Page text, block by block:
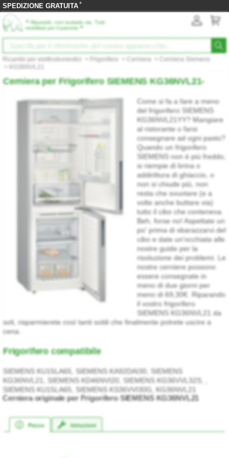
SPEDIZIONE GRATUITA*
‟ Ripararlo, non buttarlo via. Tutti
mobilitati per il pianeta ”
Ricambi per elettrodomestici Frigorifero Cerniera
Cerniera Siemens
Cerniera per Frigorifero SIEMENS KG36NVL21-
Come si fa a fare a meno
del frigorifero SIEMENS
KG36NVL21YY? Mangiare
al ristorante o farsi
consegnare ad ogni pasto?
Quando un frigorifero
SIEMENS non è più freddo,
si riempie di brina o
addirittura di ghiaccio, o
non si chiude più, non
resta che svuotare (e a
volte anche buttare via)
tutto il cibo che conteneva.
Beh, forse no! Aspettate un
po' prima di sbarazzarvi del
cibo e date un'occhiata alle
nostre guide per la
risoluzione dei problemi. Le
nostre cerniere possono
essere consegnate in
meno di due giorni per
meno di 69,30€. Riparando
il vostro frigorifero
SIEMENS KG36NVL21 da
soli, risparmierete così tanti soldi che finalmente potrete uscire a
cena.
Frigorifero compatibile
SIEMENS KU15LA65, SIEMENS KA92DAI30, SIEMENS
KG36NVL21, SIEMENS KD46NVI20, SIEMENS KG36VVL32S, ,
SIEMENS KU15LA65, SIEMENS KS36VVI30G, KG36NVL21
Cerniera originale per Frigorifero SIEMENS KG36NVL21
Pezzo Istruzioni